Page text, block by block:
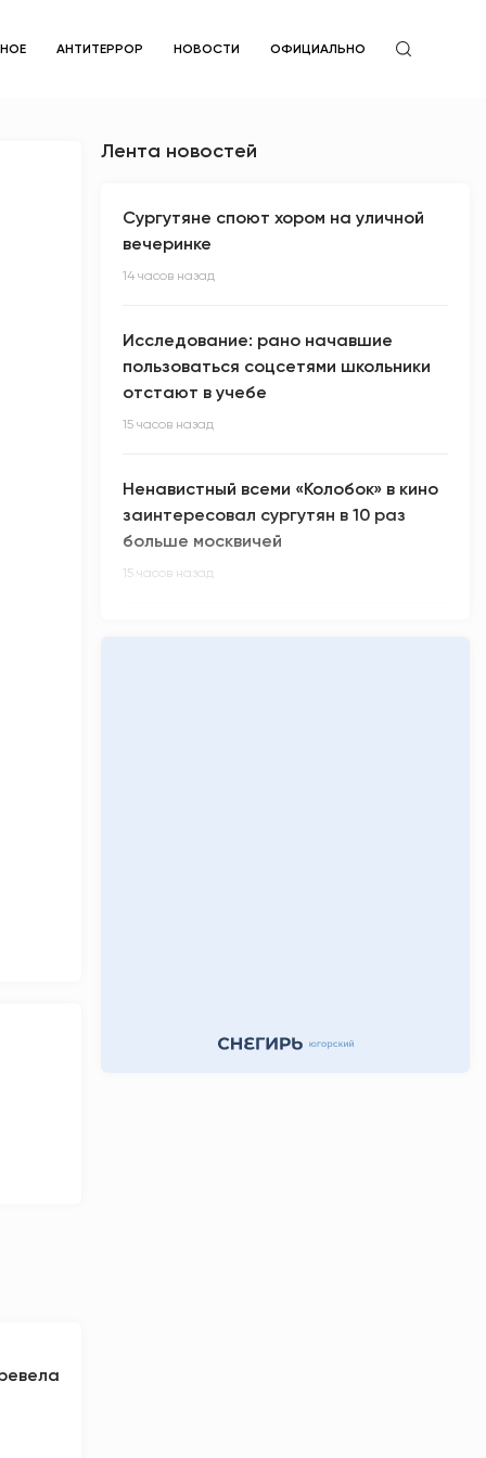
АНТИТЕРРОР НОВОСТИ ОФИЦИАЛЬНО
Лента новостей
Сургутяне споют хором на уличной
вечеринке
14 часов назад
Исследование: рано начавшие
пользоваться соцсетями школьники
отстают в учебе
15 часов назад
Ненавистный всеми «Колобок» в кино
заинтересовал сургутян в 10 раз
больше москвичей
15 часов назад